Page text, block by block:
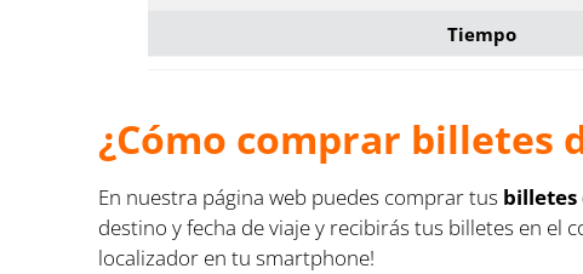
Tiempo
¿Cómo comprar billetes
En nuestra página web puedes comprar tus billetes
destino y fecha de viaje y recibirás tus billetes en el
localizador en tu smartphone!